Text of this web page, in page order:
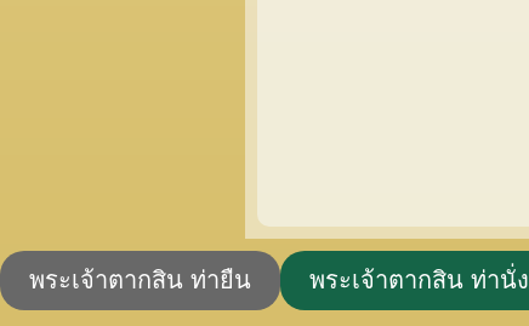
พระเจ้าตากสิน ท่ายืน พระเจ้าตากสิน ท่านั่ง